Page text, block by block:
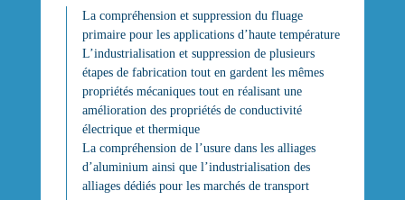
La compréhension et suppression du fluage
primaire pour les applications d’haute température
L’industrialisation et suppression de plusieurs
étapes de fabrication tout en gardent les mêmes
propriétés mécaniques tout en réalisant une
amélioration des propriétés de conductivité
électrique et thermique
La compréhension de l’usure dans les alliages
d’aluminium ainsi que l’industrialisation des
alliages dédiés pour les marchés de transport